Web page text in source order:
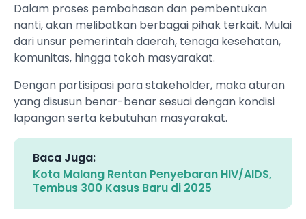
Dalam proses pembahasan dan pembentukan
nanti, akan melibatkan berbagai pihak terkait. Mulai
dari unsur pemerintah daerah, tenaga kesehatan,
komunitas, hingga tokoh masyarakat.
Dengan partisipasi para stakeholder, maka aturan
yang disusun benar-benar sesuai dengan kondisi
lapangan serta kebutuhan masyarakat.
Baca Juga:
Kota Malang Rentan Penyebaran HIV/AIDS,
Tembus 300 Kasus Baru di 2025